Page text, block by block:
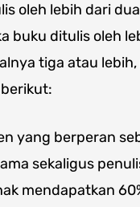
oleh lebih dari
buku ditulis oleh
tiga atau
yang berperan
sekaligus
mendapatkan